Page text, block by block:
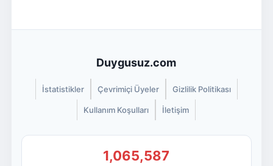
Duygusuz.com
İstatistikler Çevrimiçi Üyeler Gizlilik Politikası
Kullanım Koşulları İletişim
1,065,587